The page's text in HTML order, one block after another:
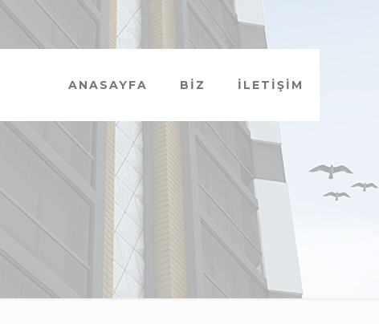
ANASAYFA BİZ İLETİŞİM